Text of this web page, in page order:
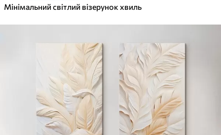
Мінімальний світлий візерунок хвиль